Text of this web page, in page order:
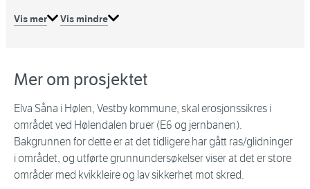
Vis mer Vis mindre
Mer om prosjektet
Elva Såna i Hølen, Vestby kommune, skal erosjonssikres i
området ved Hølendalen bruer (E6 og jernbanen).
Bakgrunnen for dette er at det tidligere har gått ras/glidninger
i området, og utførte grunnundersøkelser viser at det er store
områder med kvikkleire og lav sikkerhet mot skred.